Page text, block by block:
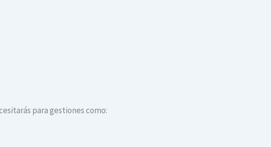
para gestiones como: